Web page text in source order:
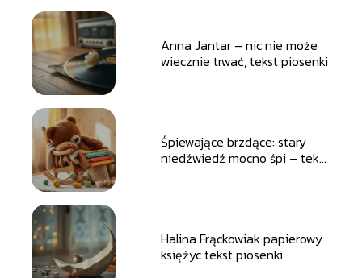
Anna Jantar – nic nie może
wiecznie trwać, tekst piosenki
Śpiewające brzdące: stary
niedźwiedź mocno śpi – tekst
Halina Frąckowiak papierowy
księżyc tekst piosenki